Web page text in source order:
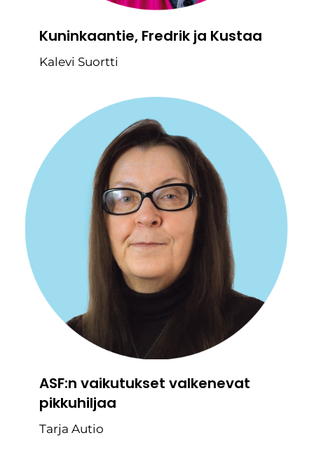
Kuninkaantie, Fredrik ja Kustaa
Kalevi Suortti
ASF:n vaikutukset valkenevat
pikkuhiljaa
Tarja Autio